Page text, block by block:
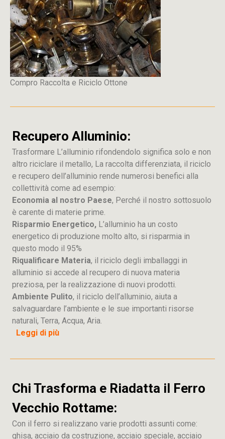
Compro Raccolta e Riciclo Ottone
Recupero Alluminio:
Trasformare L’alluminio rifondendolo significa solo e non
altro riciclare il metallo, La raccolta differenziata, il riciclo
e recupero dell’alluminio rende numerosi benefici alla
collettività come ad esempio:
Economia al nostro Paese, Perché il nostro sottosuolo
è carente di materie prime.
Risparmio Energetico, L’alluminio ha un costo
energetico di produzione molto alto, si risparmia in
questo modo il 95%
Riqualificare Materia, il riciclo degli imballaggi in
alluminio si accede al recupero di nuova materia
preziosa, per la realizzazione di nuovi prodotti.
Ambiente Pulito, il riciclo dell’alluminio, aiuta a
salvaguardare l’ambiente e le sue importanti risorse
naturali, Terra, Acqua, Aria.
Leggi di più
Chi Trasforma e Riadatta il Ferro
Vecchio Rottame:
Con il ferro si realizzano varie prodotti assunti come:
ghisa, acciaio da costruzione, acciaio speciale, acciaio